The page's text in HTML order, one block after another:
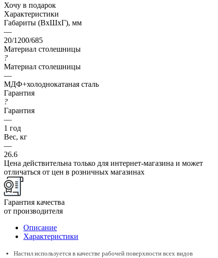
Хочу в подарок
Характеристики
Габариты (ВхШхГ), мм
—
20/1200/685
Материал столешницы
?
Материал столешницы
—
МДФ+холоднокатаная сталь
Гарантия
?
Гарантия
—
1 год
Вес, кг
—
26.6
Цена действительна только для интернет-магазина и может
отличаться от цен в розничных магазинах
Гарантия качества
от производителя
Описание
Характеристики
Настил используется в качестве рабочей поверхности всех видов